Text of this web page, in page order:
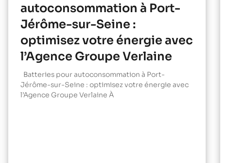
autoconsommation à Port-
Jérôme-sur-Seine :
optimisez votre énergie avec
l’Agence Groupe Verlaine
Batteries pour autoconsommation à Port-
Jérôme-sur-Seine : optimisez votre énergie avec
l’Agence Groupe Verlaine À